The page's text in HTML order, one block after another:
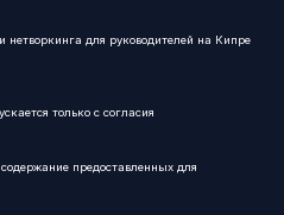
нетворкинга для руководителей на Кипре
только с согласия
содержание предоставленных для